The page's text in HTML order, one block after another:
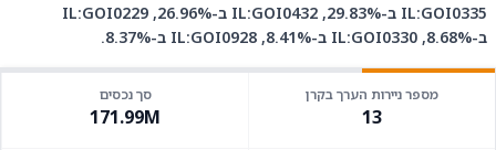
IL:GOI0335 ב-29.83%, IL:GOI0432 ב-26.96%, IL:GOI0229
ב-8.68%, IL:GOI0330 ב-8.41%, IL:GOI0928 ב-8.37%.
מספר ניירות הערך בקרן
13
סך נכסים
171.99M